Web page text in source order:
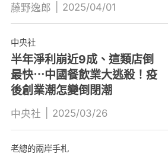
藤野逸郎 2025/04/01
中央社
半年淨利崩近9成、這類店倒
最快⋯中國餐飲業大逃殺！疫
後創業潮怎變倒閉潮
中央社 2025/03/26
老總的兩岸手札